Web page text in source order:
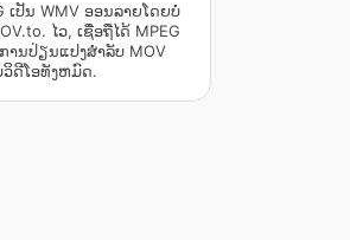
ເປັນ WMV ອອນລາຍໂດຍບໍ່
ໄວ, ເຊື່ອຖືໄດ້ MPEG
ານປ່ຽນແປງສໍາລັບ MOV
ດີໂອທັງຫມົດ.